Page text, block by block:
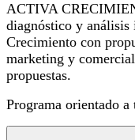
ACTIVA
diagnóstico y análisis
Crecimiento con
marketing y
propuestas.
Programa orientado a